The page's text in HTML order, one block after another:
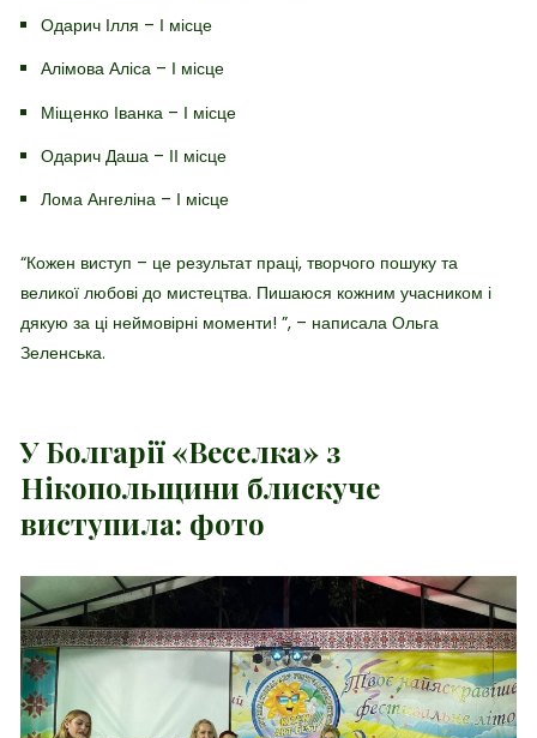
Одарич Ілля – І місце
Алімова Аліса – І місце
Міщенко Іванка – І місце
Одарич Даша – ІІ місце
Лома Ангеліна – І місце
“Кожен виступ – це результат праці, творчого пошуку та
великої любові до мистецтва. Пишаюся кожним учасником і
дякую за ці неймовірні моменти! ”, – написала Ольга
Зеленська.
У Болгарії «Веселка» з
Нікопольщини блискуче
виступила: фото